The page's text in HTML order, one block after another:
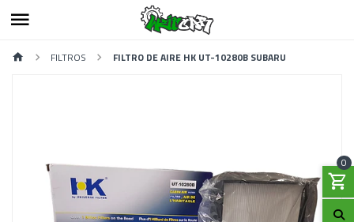
0
FILTROS FILTRO DE AIRE HK UT-10280B SUBARU